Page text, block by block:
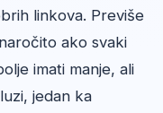
linkova. Previše
ako svaki
imati manje, ali
jedan ka